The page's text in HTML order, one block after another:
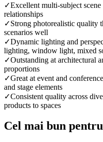
✓Excellent multi-subject
relationships
✓Strong photorealistic quality
scenarios well
✓Dynamic lighting and
lighting, window light, mixed
✓Outstanding at architectural
proportions
✓Great at event and
and stage elements
✓Consistent quality across
products to spaces
Cel mai bun pentru